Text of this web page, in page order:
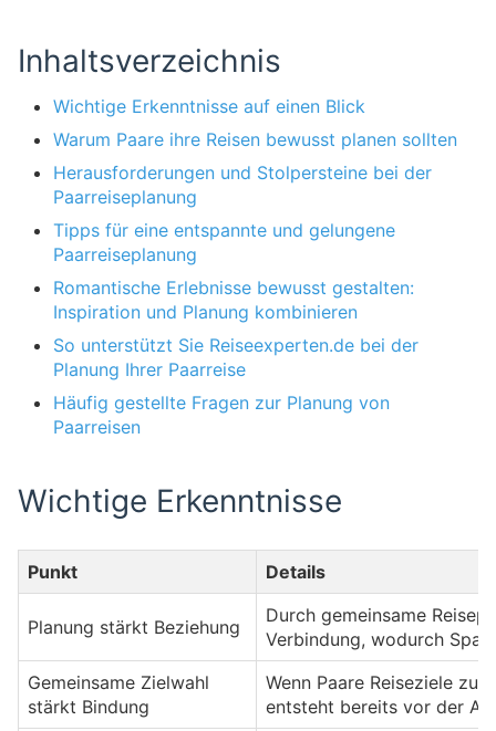
Inhaltsverzeichnis
Wichtige Erkenntnisse auf einen Blick
Warum Paare ihre Reisen bewusst planen sollten
Herausforderungen und Stolpersteine bei der
Paarreiseplanung
Tipps für eine entspannte und gelungene
Paarreiseplanung
Romantische Erlebnisse bewusst gestalten:
Inspiration und Planung kombinieren
So unterstützt Sie Reiseexperten.de bei der
Planung Ihrer Paarreise
Häufig gestellte Fragen zur Planung von
Paarreisen
Wichtige Erkenntnisse
Punkt Details
Planung stärkt Beziehung
Durch gemeinsame
Verbindung, wodurch
Gemeinsame Zielwahl
stärkt Bindung
Wenn Paare Reiseziele
entsteht bereits vor der